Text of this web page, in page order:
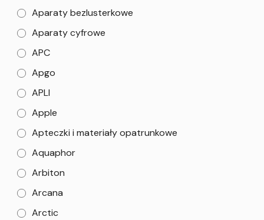
Aparaty bezlusterkowe
Aparaty cyfrowe
APC
Apgo
APLI
Apple
Apteczki i materiały opatrunkowe
Aquaphor
Arbiton
Arcana
Arctic